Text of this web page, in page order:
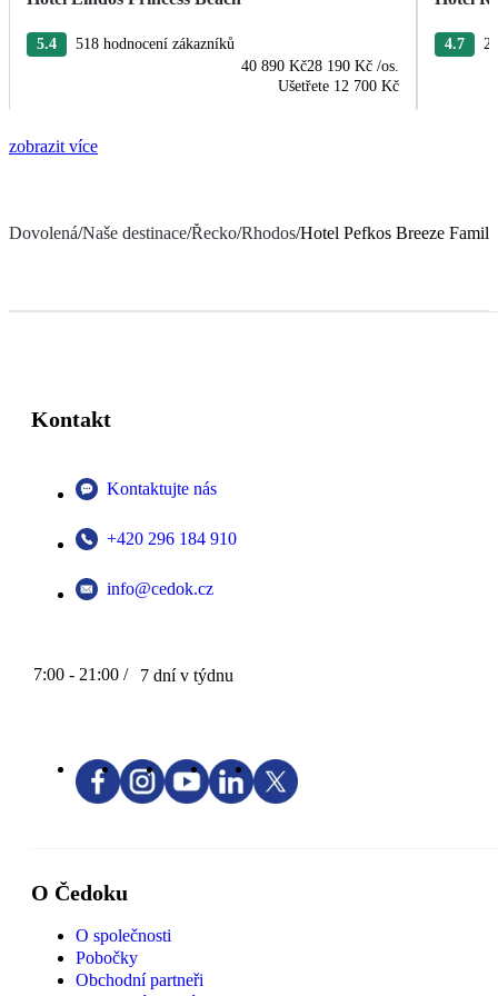
5.4
518 hodnocení zákazníků
40 890 Kč28 190 Kč /os.
Ušetřete 12 700 Kč
4.7
zobrazit více
Dovolená/Naše destinace/Řecko/Rhodos/Hotel Pefkos Breeze
Kontakt
Kontaktujte nás
+420 296 184 910
info@cedok.cz
7:00 - 21:00 / 7 dní v týdnu
O Čedoku
O společnosti
Pobočky
Obchodní partneři